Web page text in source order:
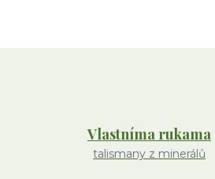
Vlastníma rukama
talismany z minerálů